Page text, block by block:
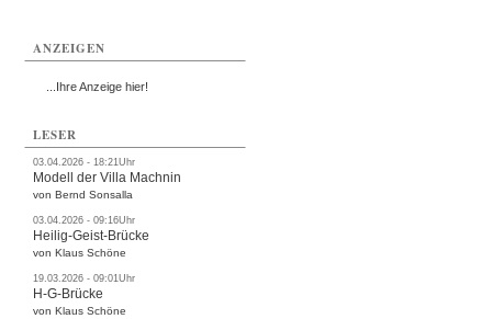
ANZEIGEN
...Ihre Anzeige hier!
LESER
03.04.2026 - 18:21Uhr
Modell der Villa Machnin
von Bernd Sonsalla
03.04.2026 - 09:16Uhr
Heilig-Geist-Brücke
von Klaus Schöne
19.03.2026 - 09:01Uhr
H-G-Brücke
von Klaus Schöne